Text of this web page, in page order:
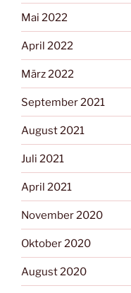
Mai 2022
April 2022
März 2022
September 2021
August 2021
Juli 2021
April 2021
November 2020
Oktober 2020
August 2020